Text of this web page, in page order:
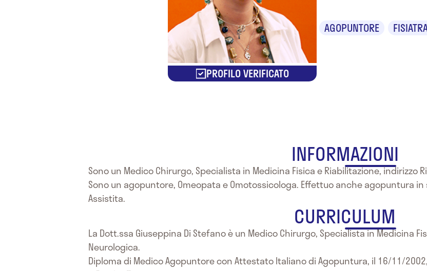
PROFILO VERIFICATO
AGOPUNTORE
INFORMAZIONI
Sono un Medico Chirurgo, Specialista in Medicina Fisica e Riabilitazione, indirizzo
Sono un agopuntore, Omeopata e Omotossicologa. Effettuo anche agopuntura
Assistita.
CURRICULUM
La Dott.ssa Giuseppina Di Stefano è un Medico Chirurgo, Specialista in Medicina
Neurologica.
Diploma di Medico Agopuntore con Attestato Italiano di Agopuntura, il 16/11/